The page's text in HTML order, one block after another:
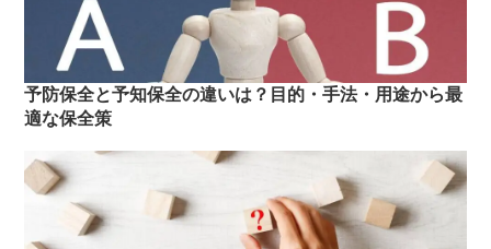
予防保全と予知保全の違いは？目的・手法・用途から最
適な保全策